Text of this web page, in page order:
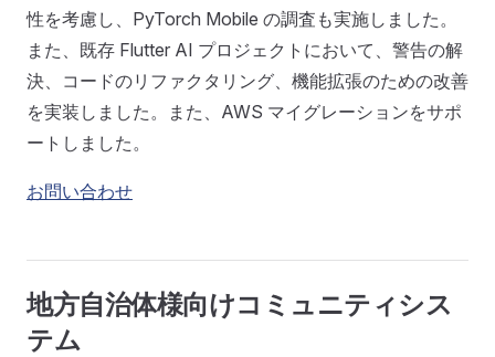
性を考慮し、PyTorch Mobile の調査も実施しました。
また、既存 Flutter AI プロジェクトにおいて、警告の解
決、コードのリファクタリング、機能拡張のための改善
を実装しました。また、AWS マイグレーションをサポ
ートしました。
お問い合わせ
地方自治体様向けコミュニティシス
テム